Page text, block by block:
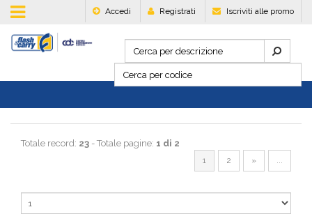
Accedi Registrati Iscriviti alle promo
Totale record: 23 - Totale pagine: 1 di 2
1 2 » ...